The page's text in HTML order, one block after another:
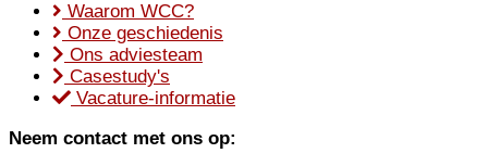
Waarom WCC?
Onze geschiedenis
Ons adviesteam
Casestudy's
Vacature-informatie
Neem contact met ons op: